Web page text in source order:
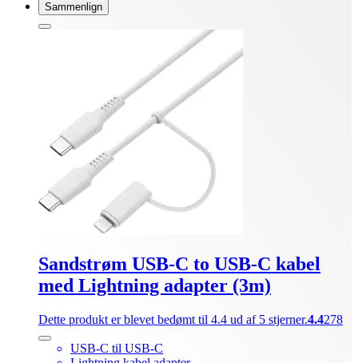
Sammenlign
Sandstrøm USB-C to USB-C kabel
med Lightning adapter (3m)
Dette produkt er blevet bedømt til 4.4 ud af 5 stjerner.4.4278
USB-C til USB-C